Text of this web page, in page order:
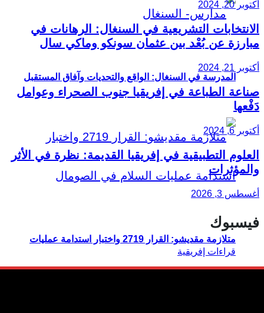
المدرسة في السنغال: الواقع والتحديات وآفاق المستقبل
متلازمة مقديشو: القرار 2719 واختبار استدامة عمليات
أكتوبر 20, 2024
الانتخابات التشريعية في السنغال: الرهانات في
مبارزة عن بُعْد بين عثمان سونكو وماكي سال
أكتوبر 21, 2024
صناعة الطباعة في إفريقيا جنوب الصحراء وعوامل
دَفْعها
أكتوبر 6, 2024
العلوم التطبيقية في إفريقيا القديمة: نظرة في الأثر
والمؤثرات
أغسطس 3, 2026
فيسبوك